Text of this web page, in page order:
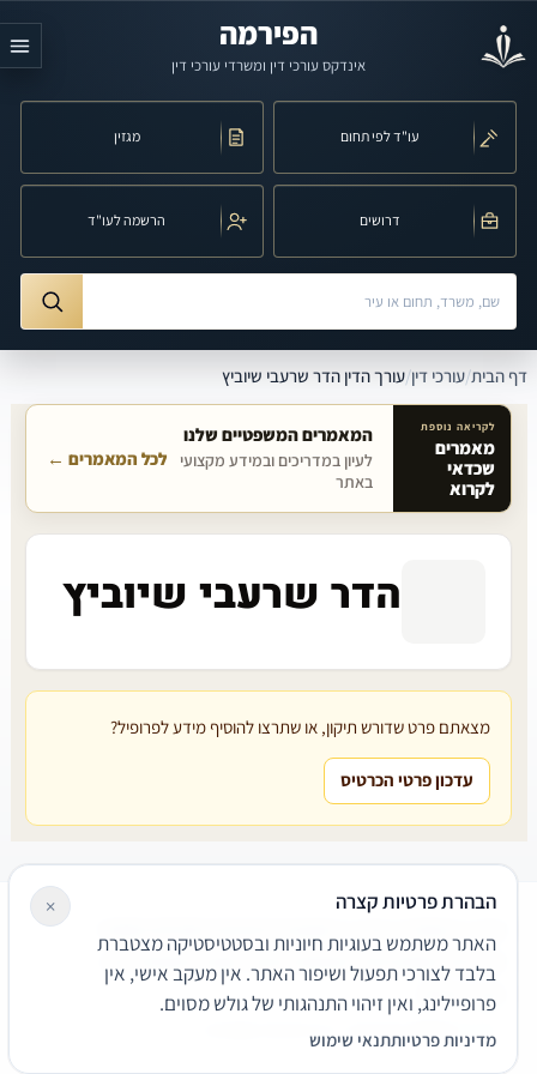
הפירמה
אינדקס עורכי דין ומשרדי עורכי דין
עו"ד לפי תחום מגזין
דרושים הרשמה לעו"ד
חיפוש לפי שם, משרד, תחום משפט או עיר
דף הבית/עורכי דין/עורך הדין הדר שרעבי שיוביץ
מאמרים קשורים באתר
לקריאה נוספת
מאמרים
שכדאי
לקרוא
המאמרים המשפטיים שלנו
לעיון במדריכים ובמידע מקצועי
באתר
לכל המאמרים ←
הדר שרעבי שיוביץ
מצאתם פרט שדורש תיקון, או שתרצו להוסיף מידע לפרופיל?
עדכון פרטי הכרטיס
שירותים משפטיים
דרושים צור קשר נגישותפרטיות
תנאי שימוש
© 2026 הפירמה. כל הזכויות שמורות.
הבהרת פרטיות קצרה
האתר משתמש בעוגיות חיוניות ובסטטיסטיקה מצטברת
בלבד לצורכי תפעול ושיפור האתר. אין מעקב אישי, אין
פרופיילינג, ואין זיהוי התנהגותי של גולש מסוים.
מדיניות פרטיותתנאי שימוש
×